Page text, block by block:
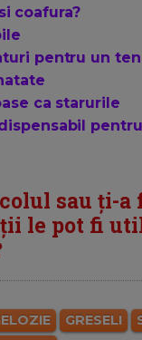
coafura?
pentru un
ca starurile
sau ți-a
le pot fi
GRESELI